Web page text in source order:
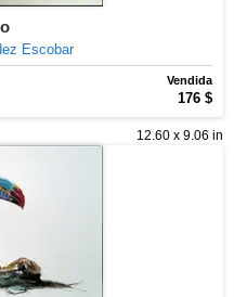
Escobar
Vendida
176 $
12.60 x 9.06 in